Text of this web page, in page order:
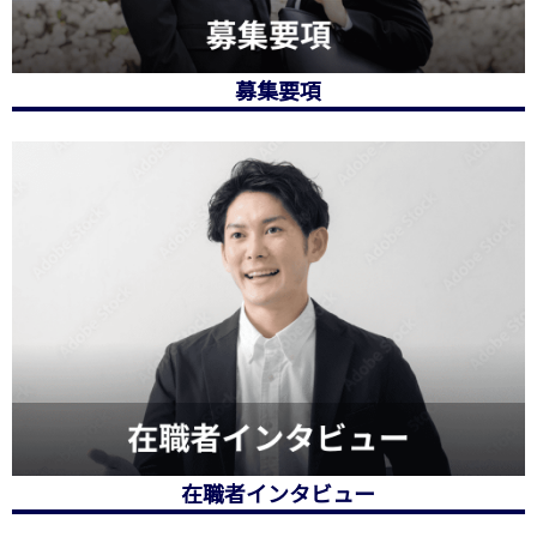
募集要項
在職者インタビュー